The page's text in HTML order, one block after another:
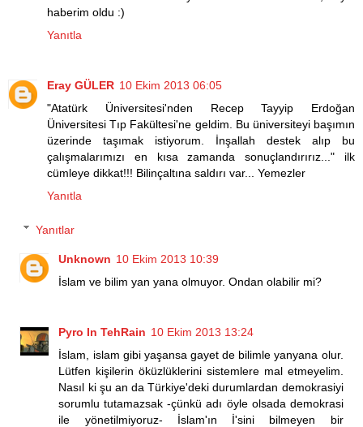
haberim oldu :)
Yanıtla
Eray GÜLER 10 Ekim 2013 06:05
"Atatürk Üniversitesi'nden Recep Tayyip Erdoğan
Üniversitesi Tıp Fakültesi'ne geldim. Bu üniversiteyi başımın
üzerinde taşımak istiyorum. İnşallah destek alıp bu
çalışmalarımızı en kısa zamanda sonuçlandırırız..." ilk
cümleye dikkat!!! Bilinçaltına saldırı var... Yemezler
Yanıtla
Yanıtlar
Unknown 10 Ekim 2013 10:39
İslam ve bilim yan yana olmuyor. Ondan olabilir mi?
Pyro In TehRain 10 Ekim 2013 13:24
İslam, islam gibi yaşansa gayet de bilimle yanyana olur.
Lütfen kişilerin öküzlüklerini sistemlere mal etmeyelim.
Nasıl ki şu an da Türkiye'deki durumlardan demokrasiyi
sorumlu tutamazsak -çünkü adı öyle olsada demokrasi
ile yönetilmiyoruz- İslam'ın İ'sini bilmeyen bir